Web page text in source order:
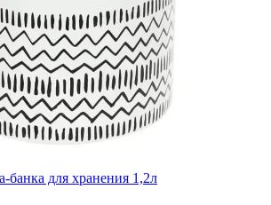
банка для хранения 1,2л